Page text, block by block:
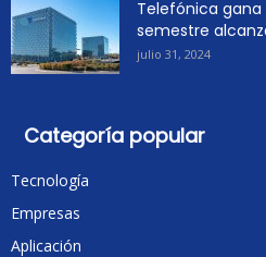
Telefónica gana
semestre
julio 31, 2024
Categoría popular
Tecnología
Empresas
Aplicación